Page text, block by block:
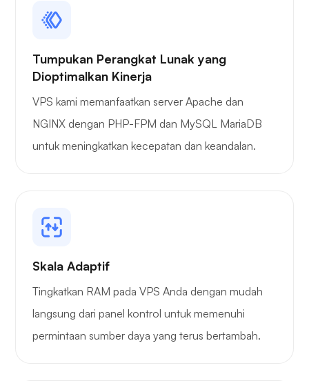
Tumpukan Perangkat Lunak yang
Dioptimalkan Kinerja
VPS kami memanfaatkan server Apache dan
NGINX dengan PHP-FPM dan MySQL MariaDB
untuk meningkatkan kecepatan dan keandalan.
Skala Adaptif
Tingkatkan RAM pada VPS Anda dengan mudah
langsung dari panel kontrol untuk memenuhi
permintaan sumber daya yang terus bertambah.